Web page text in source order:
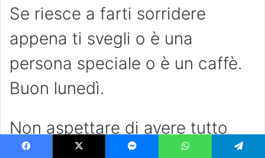
Se riesce a farti sorridere
appena ti svegli o è una
persona speciale o è un caffè.
Buon lunedì.
Non aspettare di avere tutto
per goderti la vita, hai già la